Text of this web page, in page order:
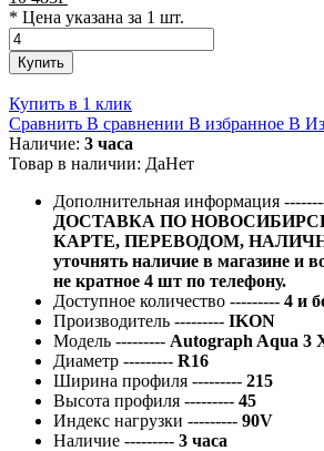
* Цена указана за 1 шт.
Купить
Купить в 1 клик
Сравнить В сравнении В избранное В
Наличие: 3 часа
Товар в наличии: ДаНет
Дополнительная информация
ДОСТАВКА ПО
КАРТЕ, ПЕРЕВОДОМ,
уточнять наличие в магазине и
не кратное 4 шт по телефону.
Доступное количество --------- 4 и
Производитель --------- IKON
Модель --------- Autograph Aqua 3
Диаметр --------- R16
Ширина профиля --------- 215
Высота профиля --------- 45
Индекс нагрузки --------- 90V
Наличие --------- 3 часа